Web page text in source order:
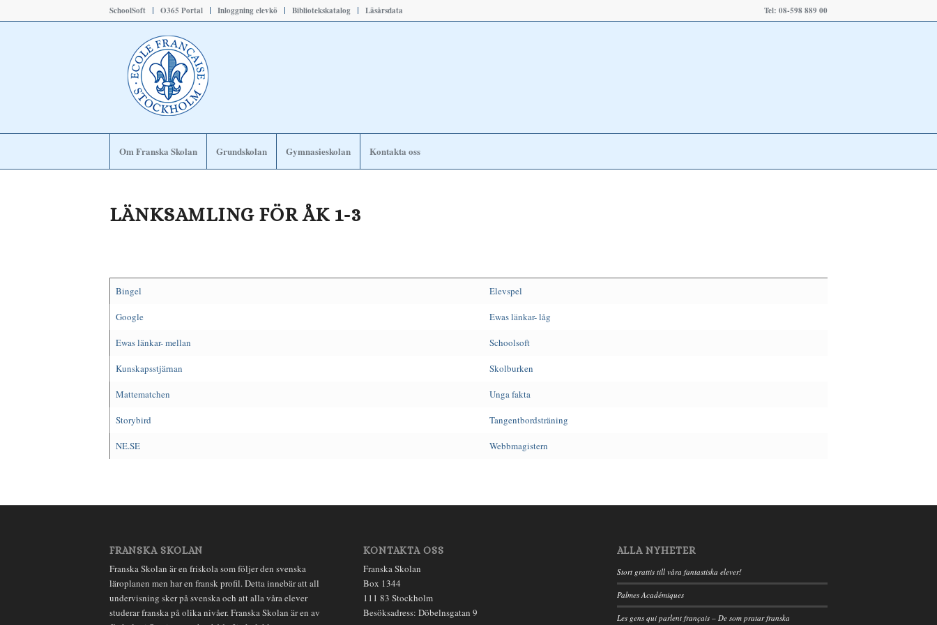
SchoolSoft O365 Portal Inloggning elevkö Bibliotekskatalog Läsårsdata Tel: 08-598 889 00
Om Franska Skolan Grundskolan Gymnasieskolan Kontakta oss
LÄNKSAMLING FÖR ÅK 1-3
Bingel Elevspel
Google Ewas länkar- låg
Ewas länkar- mellan Schoolsoft
Kunskapsstjärnan Skolburken
Mattematchen Unga fakta
Storybird Tangentbordsträning
NE.SE Webbmagistern
FRANSKA SKOLAN
Franska Skolan är en friskola som följer den svenska
läroplanen men har en fransk profil. Detta innebär att all
undervisning sker på svenska och att alla våra elever
studerar franska på olika nivåer. Franska Skolan är en av
KONTAKTA OSS
Franska Skolan
Box 1344
111 83 Stockholm
Besöksadress: Döbelnsgatan 9
ALLA NYHETER
Stort grattis till våra fantastiska elever!
Palmes Académiques
Les gens qui parlent français – De som pratar franska